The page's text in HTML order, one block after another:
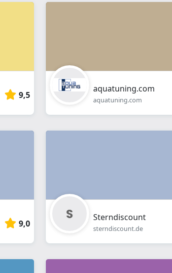
9,5
aquatuning.com
aquatuning.com
9,0
Sterndiscount
sterndiscount.de